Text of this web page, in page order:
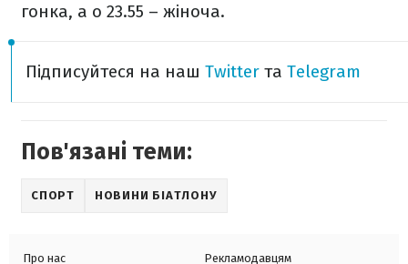
гонка, а о 23.55 – жіноча.
Підписуйтеся на наш Twitter та Telegram
Пов'язані теми:
СПОРТ НОВИНИ БІАТЛОНУ
Про нас
Рекламодавцям